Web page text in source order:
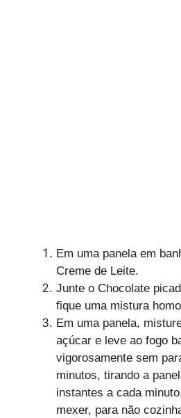
Em uma panela em
Creme de Leite.
Junte o Chocolate
fique uma mistura
Em uma panela,
açúcar e leve ao fogo
vigorosamente sem
minutos, tirando a
instantes a cada
mexer, para não